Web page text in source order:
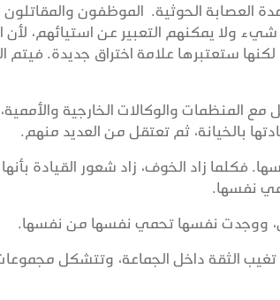
العصابة الحوثية. الموظفون
شيء ولا يمكنهم التعبير عن استيائهم،
ستعتبرها علامة اختراق جديدة. فيتم
المنظمات والوكالات الخارجية والأممية،
بالخيانة، ثم تعتقل من العديد منهم.
فكلما زاد الخوف، زاد شعور القيادة بأنها
نفسها.
ووجدت نفسها تحمي نفسها من نفسها.
تغيب الثقة داخل الجماعة، وتتشكل